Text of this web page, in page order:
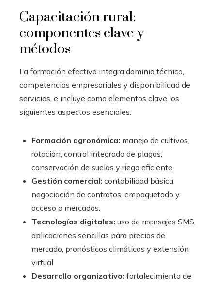
Capacitación rural:
componentes clave y
métodos
La formación efectiva integra dominio técnico,
competencias empresariales y disponibilidad de
servicios, e incluye como elementos clave los
siguientes aspectos esenciales.
Formación agronómica: manejo de cultivos,
rotación, control integrado de plagas,
conservación de suelos y riego eficiente.
Gestión comercial: contabilidad básica,
negociación de contratos, empaquetado y
acceso a mercados.
Tecnologías digitales: uso de mensajes SMS,
aplicaciones sencillas para precios de
mercado, pronósticos climáticos y extensión
virtual.
Desarrollo organizativo: fortalecimiento de